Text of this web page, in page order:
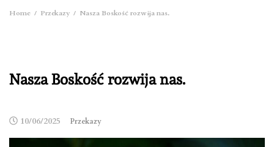
Home Przekazy Nasza Boskość rozwija nas.
Nasza Boskość rozwija nas.
10/06/2025 Przekazy